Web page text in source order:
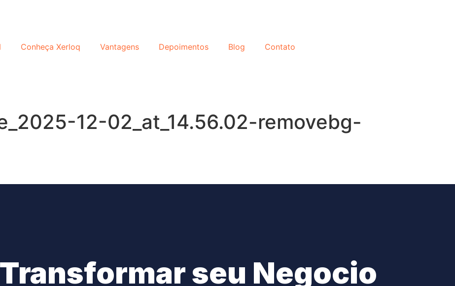
Conheça Xerloq Vantagens Depoimentos Blog Contato
12-02_at_14.56.02-removebg-
seu Negocio